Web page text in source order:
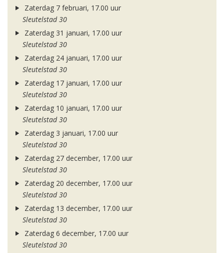
Zaterdag 7 februari, 17.00 uur
Sleutelstad 30
Zaterdag 31 januari, 17.00 uur
Sleutelstad 30
Zaterdag 24 januari, 17.00 uur
Sleutelstad 30
Zaterdag 17 januari, 17.00 uur
Sleutelstad 30
Zaterdag 10 januari, 17.00 uur
Sleutelstad 30
Zaterdag 3 januari, 17.00 uur
Sleutelstad 30
Zaterdag 27 december, 17.00 uur
Sleutelstad 30
Zaterdag 20 december, 17.00 uur
Sleutelstad 30
Zaterdag 13 december, 17.00 uur
Sleutelstad 30
Zaterdag 6 december, 17.00 uur
Sleutelstad 30